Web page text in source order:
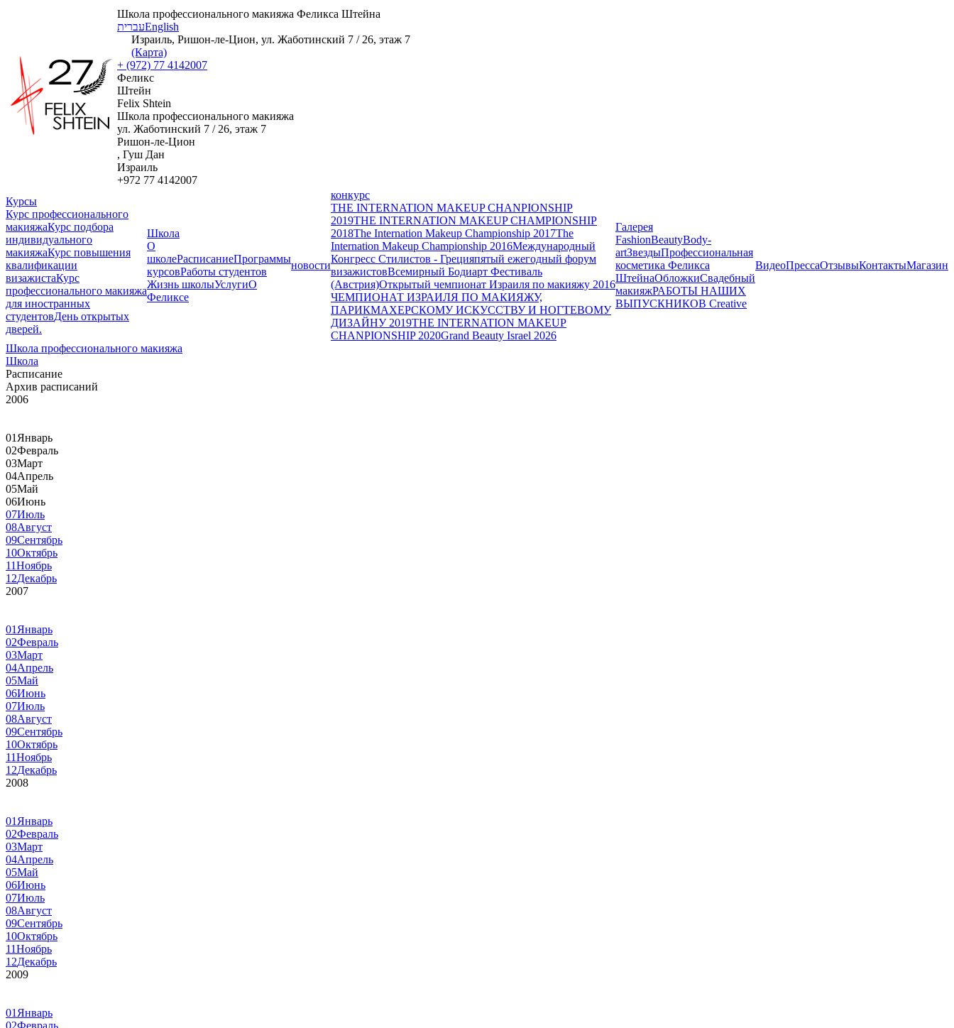
Школа профессионального макияжа Феликса Штейна
עבריתEnglish
Израиль, Ришон-ле-Цион, ул. Жаботинский 7 / 26, этаж 7
(Карта)
+ (972) 77 4142007
Феликс
Штейн
Felix Shtein
Школа профессионального макияжа
ул. Жаботинский 7 / 26, этаж 7
Ришон-ле-Цион
, Гуш Дан
Израиль
+972 77 4142007
Курсы
Курс профессионального
макияжаКурс подбора
индивидуального
макияжаКурс повышения
квалификации
визажистаКурс
профессионального макияжа
для иностранных
студентовДень открытых
дверей.
Школа
О
школеРасписаниеПрограммы
курсовРаботы студентов
Жизнь школыУслугиО
Феликсе
новости
конкурс
THE INTERNATION MAKEUP CHANPIONSHIP
2019THE INTERNATION MAKEUP CHAMPIONSHIP
2018The Internation Makeup Championship 2017The
Internation Makeup Championship 2016Международный
Конгресс Стилистов - Грецияпятый ежегодный форум
визажистовВсемирный Бодиарт Фестиваль
(Австрия)Открытый чемпионат Израиля по макияжу 2016
ЧЕМПИОНАТ ИЗРАИЛЯ ПО МАКИЯЖУ,
ПАРИКМАХЕРСКОМУ ИСКУССТВУ И НОГТЕВОМУ
ДИЗАЙНУ 2019THE INTERNATION MAKEUP
CHANPIONSHIP 2020Grand Beauty Israel 2026
Галерея
FashionBeautyBody-
artЗвездыПрофессиональная
косметика Феликса
ШтейнаОбложкиСвадебный
макияжРАБОТЫ НАШИХ
ВЫПУСКНИКОВ Creative
ВидеоПрессаОтзывыКонтактыМагазин
Школа профессионального макияжа
Школа
Расписание
Архив расписаний
2006
01 Январь
02Февраль
03Март
04Апрель
05Май
06Июнь
07Июль
08Август
09Сентябрь
10Октябрь
11Ноябрь
12Декабрь
2007
01 Январь
02Февраль
03Март
04Апрель
05Май
06Июнь
07Июль
08Август
09Сентябрь
10Октябрь
11Ноябрь
12Декабрь
2008
01 Январь
02Февраль
03Март
04Апрель
05Май
06Июнь
07Июль
08Август
09Сентябрь
10Октябрь
11Ноябрь
12Декабрь
2009
01 Январь
02Февраль